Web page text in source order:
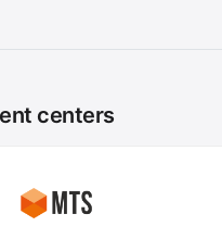
centers